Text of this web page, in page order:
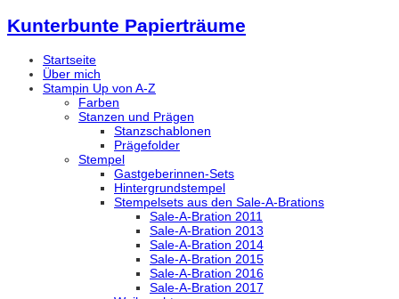
Kunterbunte Papierträume
Startseite
Über mich
Stampin Up von A-Z
Farben
Stanzen und Prägen
Stanzschablonen
Prägefolder
Stempel
Gastgeberinnen-Sets
Hintergrundstempel
Stempelsets aus den Sale-A-Brations
Sale-A-Bration 2011
Sale-A-Bration 2013
Sale-A-Bration 2014
Sale-A-Bration 2015
Sale-A-Bration 2016
Sale-A-Bration 2017